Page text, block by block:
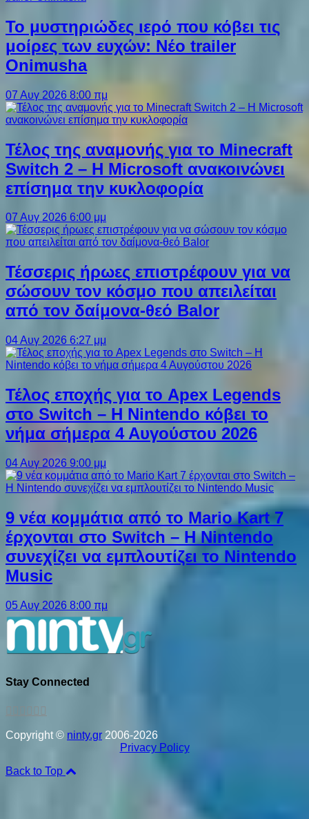
Το μυστηριώδες ιερό που κόβει τις
μοίρες των ευχών: Νέο trailer
Onimusha
07 Αυγ 2026 8:00 πμ
Τέλος της αναμονής για το Minecraft
Switch 2 – Η Microsoft ανακοινώνει
επίσημα την κυκλοφορία
07 Αυγ 2026 6:00 μμ
Τέσσερις ήρωες επιστρέφουν για να
σώσουν τον κόσμο που απειλείται
από τον δαίμονα-θεό Balor
04 Αυγ 2026 6:27 μμ
Τέλος εποχής για το Apex Legends
στο Switch – Η Nintendo κόβει το
νήμα σήμερα 4 Αυγούστου 2026
04 Αυγ 2026 9:00 μμ
9 νέα κομμάτια από το Mario Kart 7
έρχονται στο Switch – Η Nintendo
συνεχίζει να εμπλουτίζει το Nintendo
Music
05 Αυγ 2026 8:00 πμ
Stay Connected
Copyright © ninty.gr 2006-2026
Privacy Policy
Back to Top